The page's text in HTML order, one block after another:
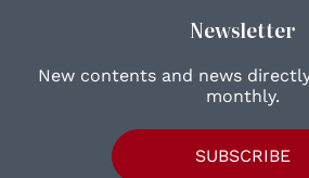
Newsletter
New contents and news
monthly.
SUBSCRIBE